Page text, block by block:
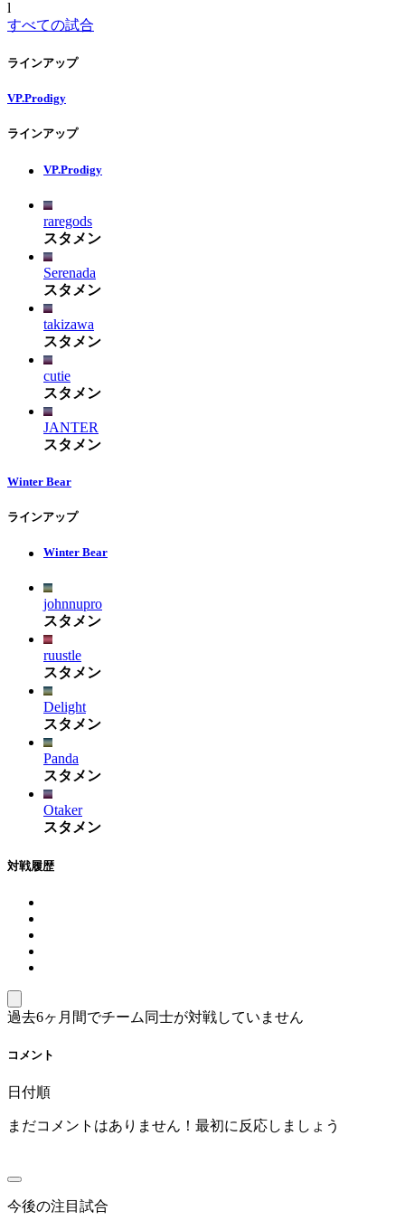
l
すべての試合
ラインアップ
VP.Prodigy
ラインアップ
VP.Prodigy
raregods
スタメン
Serenada
スタメン
takizawa
スタメン
cutie
スタメン
JANTER
スタメン
Winter Bear
ラインアップ
Winter Bear
johnnupro
スタメン
ruustle
スタメン
Delight
スタメン
Panda
スタメン
Otaker
スタメン
対戦履歴
過去6ヶ月間でチーム同士が対戦していません
コメント
日付順
まだコメントはありません！最初に反応しましょう
今後の注目試合